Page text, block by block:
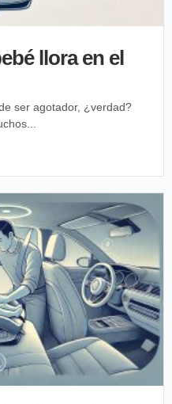
llora en el
ser agotador, ¿verdad?